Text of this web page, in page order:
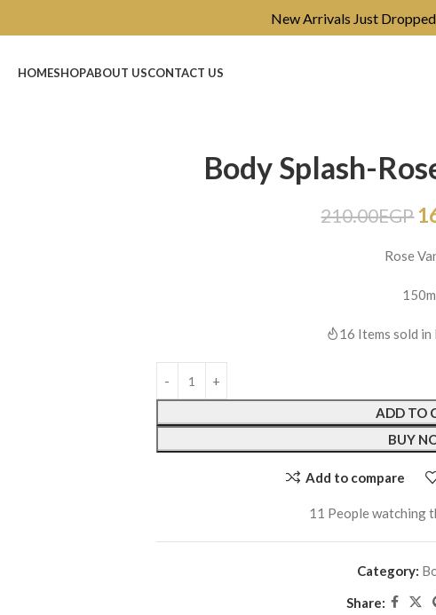
HOMESHOPABOUT USCONTACT US
Body Splash-
210.00EGP
Rose
16 Items sold in
ADD TO
BUY
Add to compare
11 People watching
Category:
Share:
New Arrivals Just Dropped ✨ Shop